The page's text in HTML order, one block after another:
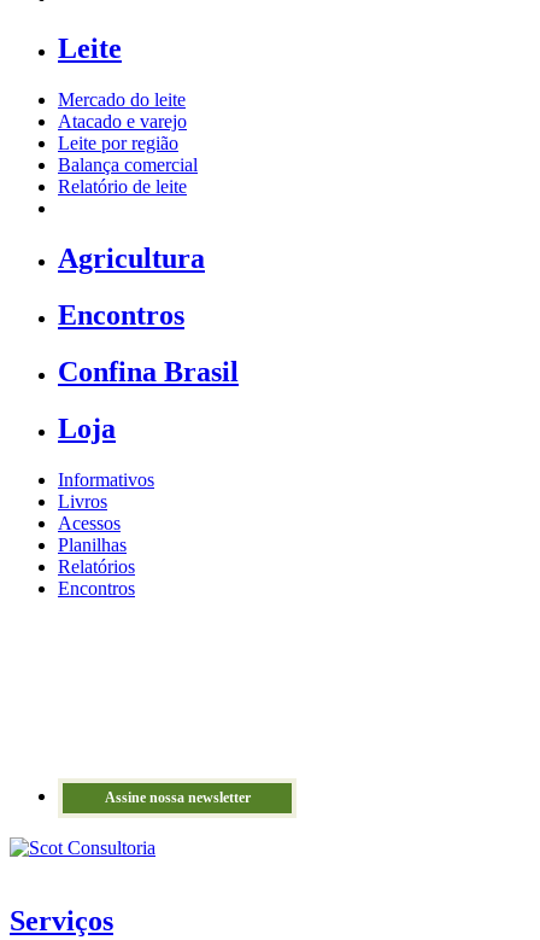
Leite
Mercado do leite
Atacado e varejo
Leite por região
Balança comercial
Relatório de leite
Agricultura
Encontros
Confina Brasil
Loja
Informativos
Livros
Acessos
Planilhas
Relatórios
Encontros
Assine nossa newsletter
Serviços